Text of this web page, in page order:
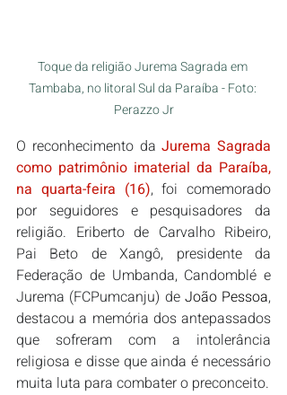
Toque da religião Jurema Sagrada em
Tambaba, no litoral Sul da Paraíba - Foto:
Perazzo Jr
O reconhecimento da Jurema Sagrada
como patrimônio imaterial da Paraíba,
na quarta-feira (16), foi comemorado
por seguidores e pesquisadores da
religião. Eriberto de Carvalho Ribeiro,
Pai Beto de Xangô, presidente da
Federação de Umbanda, Candomblé e
Jurema (FCPumcanju) de João Pessoa,
destacou a memória dos antepassados
que sofreram com a intolerância
religiosa e disse que ainda é necessário
muita luta para combater o preconceito.